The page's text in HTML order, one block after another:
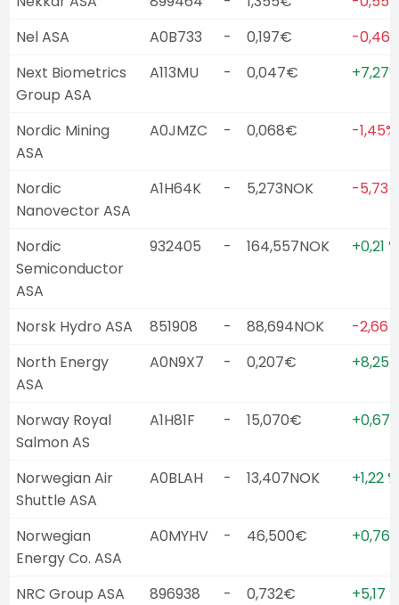
Nel ASA
A0B733 - 0,197€
-0,46
Next Biometrics
Group ASA
A113MU - 0,047€ +7,27%
Nordic Mining
ASA
A0JMZC - 0,068€ -1,45%
Nordic
Nanovector ASA
A1H64K - 5,273NOK -5,73
Nordic
Semiconductor
ASA
932405 - 164,557NOK +0,21 %
Norsk Hydro ASA 851908 - 88,694NOK
-2,66
North Energy
ASA
A0N9X7 - 0,207€ +8,25
Norway Royal
Salmon AS
A1H81F - 15,070€
Norwegian Air
Shuttle ASA
A0BLAH - 13,407NOK +1,22 %
Norwegian
Energy Co. ASA
A0MYHV - 46,500€ +0,76
NRC Group ASA 896938 - 0,732€
+5,17 %